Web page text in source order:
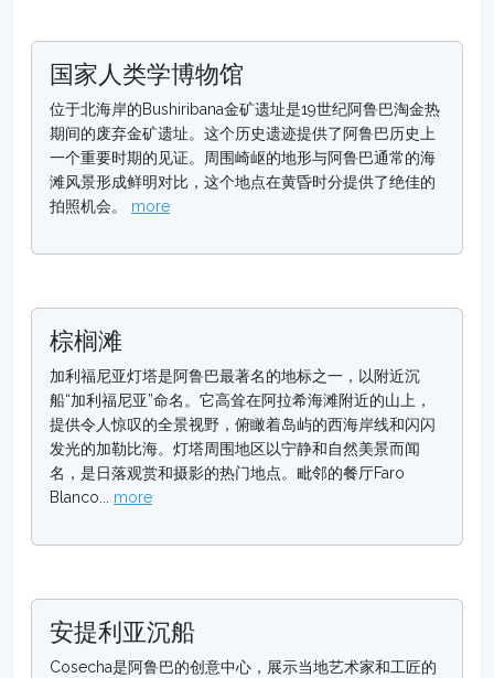
国家人类学博物馆
位于北海岸的Bushiribana金矿遗址是19世纪阿鲁巴淘金热
期间的废弃金矿遗址。这个历史遗迹提供了阿鲁巴历史上
一个重要时期的见证。周围崎岖的地形与阿鲁巴通常的海
滩风景形成鲜明对比，这个地点在黄昏时分提供了绝佳的
拍照机会。 more
棕榈滩
加利福尼亚灯塔是阿鲁巴最著名的地标之一，以附近沉
船“加利福尼亚”命名。它高耸在阿拉希海滩附近的山上，
提供令人惊叹的全景视野，俯瞰着岛屿的西海岸线和闪闪
发光的加勒比海。灯塔周围地区以宁静和自然美景而闻
名，是日落观赏和摄影的热门地点。毗邻的餐厅Faro
Blanco... more
安提利亚沉船
Cosecha是阿鲁巴的创意中心，展示当地艺术家和工匠的